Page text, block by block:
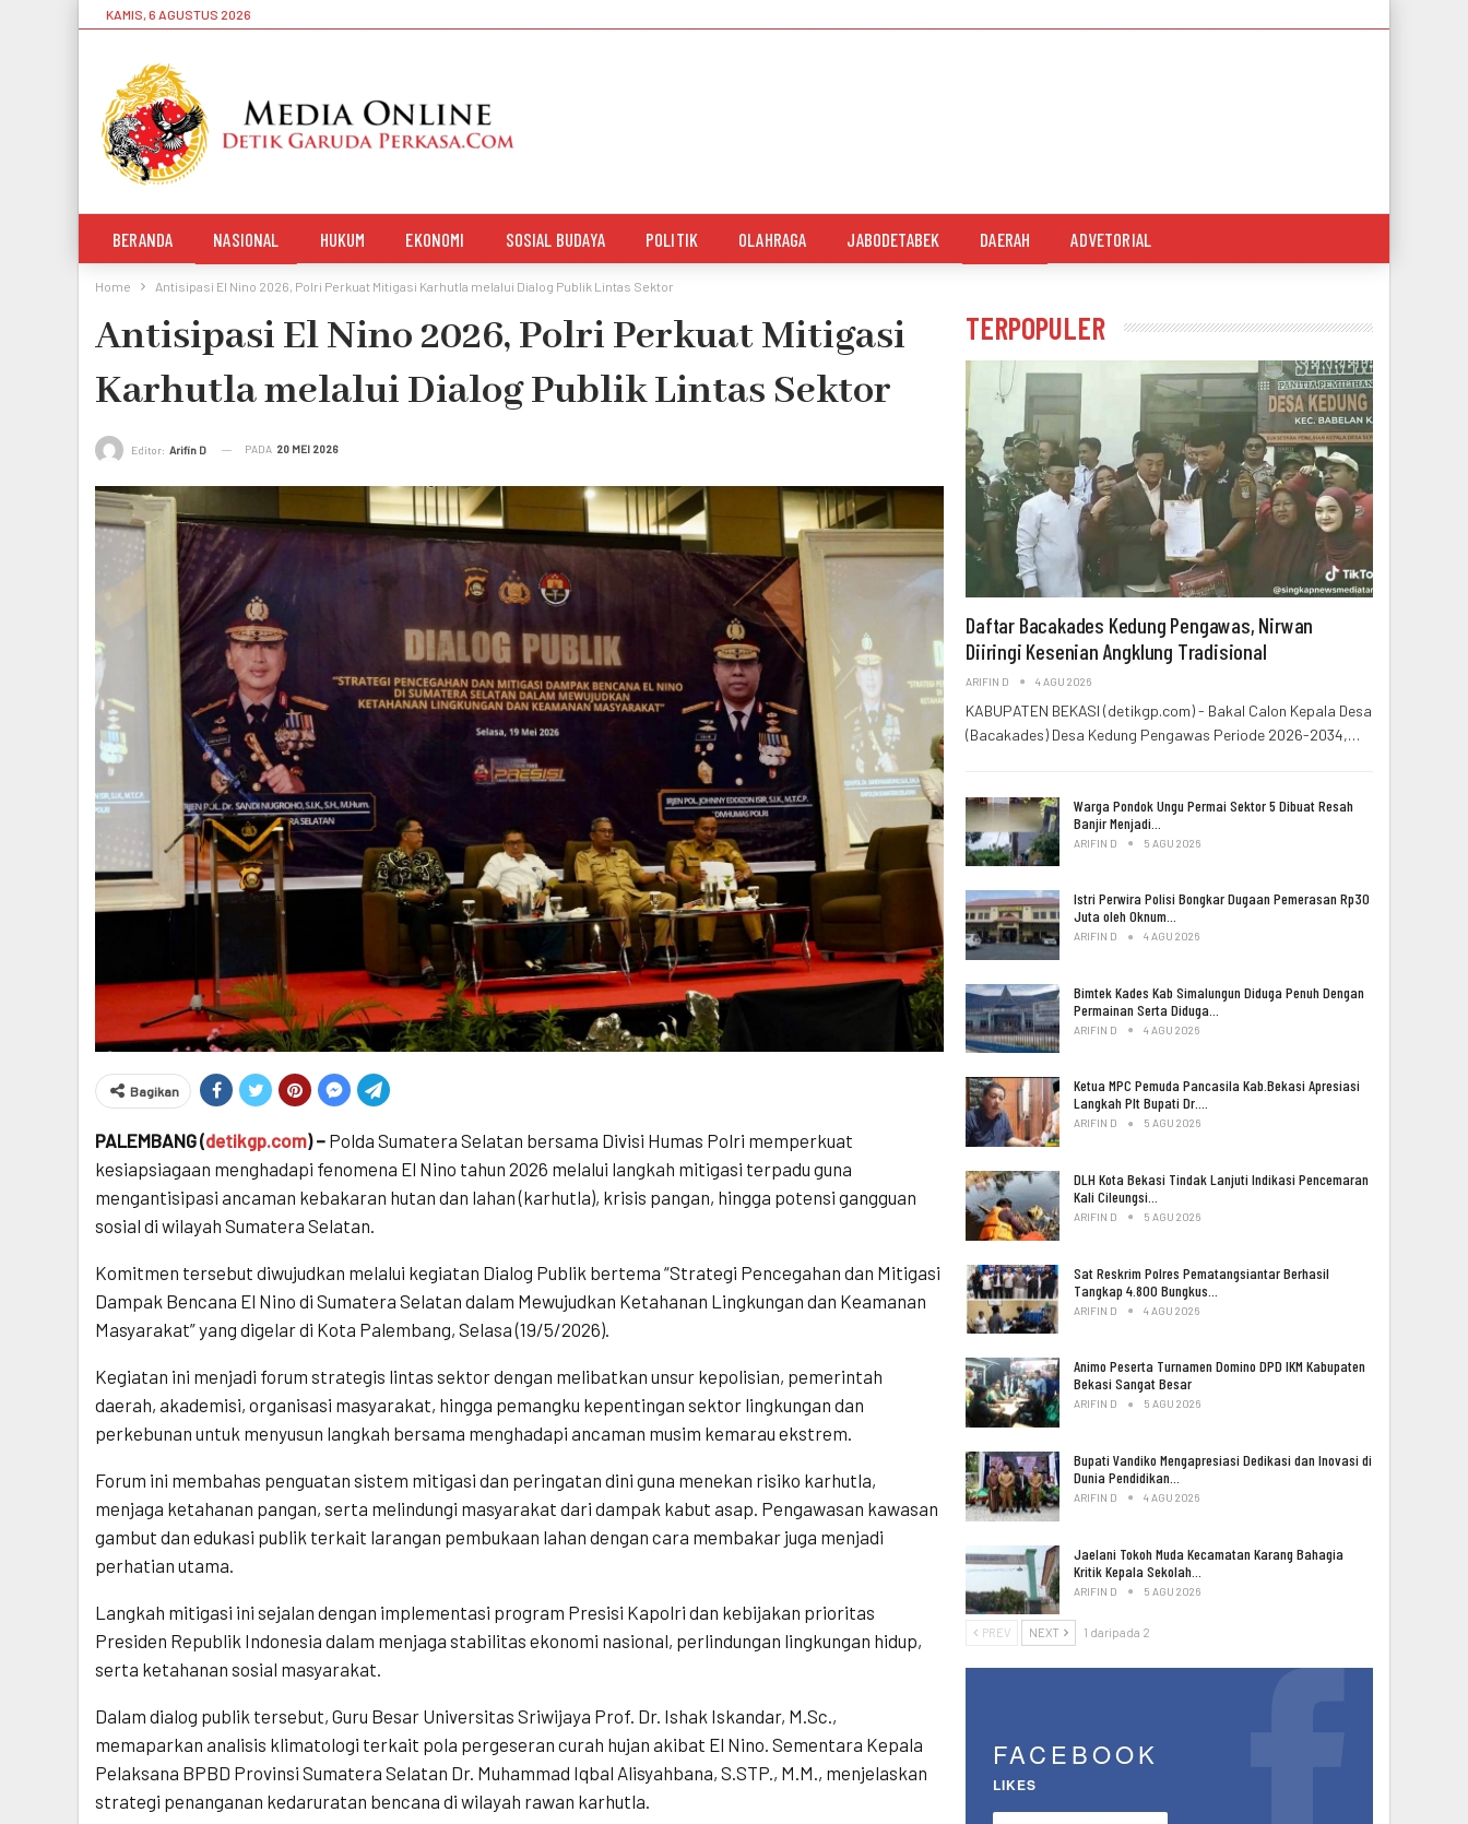
KAMIS, 6 AGUSTUS 2026
BERANDA NASIONAL HUKUM EKONOMI SOSIAL BUDAYA POLITIK OLAHRAGA JABODETABEK DAERAH ADVETORIAL
Home Antisipasi El Nino 2026, Polri Perkuat Mitigasi Karhutla melalui Dialog Publik Lintas Sektor
Antisipasi El Nino 2026, Polri Perkuat Mitigasi
Karhutla melalui Dialog Publik Lintas Sektor
Editor: Arifin D PADA 20 MEI 2026
Bagikan
PALEMBANG (detikgp.com) – Polda Sumatera Selatan bersama Divisi Humas Polri memperkuat
kesiapsiagaan menghadapi fenomena El Nino tahun 2026 melalui langkah mitigasi terpadu guna
mengantisipasi ancaman kebakaran hutan dan lahan (karhutla), krisis pangan, hingga potensi gangguan
sosial di wilayah Sumatera Selatan.
Komitmen tersebut diwujudkan melalui kegiatan Dialog Publik bertema “Strategi Pencegahan dan Mitigasi
Dampak Bencana El Nino di Sumatera Selatan dalam Mewujudkan Ketahanan Lingkungan dan Keamanan
Masyarakat” yang digelar di Kota Palembang, Selasa (19/5/2026).
Kegiatan ini menjadi forum strategis lintas sektor dengan melibatkan unsur kepolisian, pemerintah
daerah, akademisi, organisasi masyarakat, hingga pemangku kepentingan sektor lingkungan dan
perkebunan untuk menyusun langkah bersama menghadapi ancaman musim kemarau ekstrem.
Forum ini membahas penguatan sistem mitigasi dan peringatan dini guna menekan risiko karhutla,
menjaga ketahanan pangan, serta melindungi masyarakat dari dampak kabut asap. Pengawasan kawasan
gambut dan edukasi publik terkait larangan pembukaan lahan dengan cara membakar juga menjadi
perhatian utama.
Langkah mitigasi ini sejalan dengan implementasi program Presisi Kapolri dan kebijakan prioritas
Presiden Republik Indonesia dalam menjaga stabilitas ekonomi nasional, perlindungan lingkungan hidup,
serta ketahanan sosial masyarakat.
Dalam dialog publik tersebut, Guru Besar Universitas Sriwijaya Prof. Dr. Ishak Iskandar, M.Sc.,
memaparkan analisis klimatologi terkait pola pergeseran curah hujan akibat El Nino. Sementara Kepala
Pelaksana BPBD Provinsi Sumatera Selatan Dr. Muhammad Iqbal Alisyahbana, S.STP., M.M., menjelaskan
strategi penanganan kedaruratan bencana di wilayah rawan karhutla.
TERPOPULER
Daftar Bacakades Kedung Pengawas, Nirwan
Diiringi Kesenian Angklung Tradisional
ARIFIN D 4 AGU 2026
KABUPATEN BEKASI (detikgp.com) - Bakal Calon Kepala Desa
(Bacakades) Desa Kedung Pengawas Periode 2026-2034,…
Warga Pondok Ungu Permai Sektor 5 Dibuat Resah
Banjir Menjadi…
ARIFIN D 5 AGU 2026
Istri Perwira Polisi Bongkar Dugaan Pemerasan Rp30
Juta oleh Oknum…
ARIFIN D 4 AGU 2026
Bimtek Kades Kab Simalungun Diduga Penuh Dengan
Permainan Serta Diduga…
ARIFIN D 4 AGU 2026
Ketua MPC Pemuda Pancasila Kab.Bekasi Apresiasi
Langkah Plt Bupati Dr.…
ARIFIN D 5 AGU 2026
DLH Kota Bekasi Tindak Lanjuti Indikasi Pencemaran
Kali Cileungsi…
ARIFIN D 5 AGU 2026
Sat Reskrim Polres Pematangsiantar Berhasil
Tangkap 4.800 Bungkus…
ARIFIN D 4 AGU 2026
Animo Peserta Turnamen Domino DPD IKM Kabupaten
Bekasi Sangat Besar
ARIFIN D 5 AGU 2026
Bupati Vandiko Mengapresiasi Dedikasi dan Inovasi di
Dunia Pendidikan…
ARIFIN D 4 AGU 2026
Jaelani Tokoh Muda Kecamatan Karang Bahagia
Kritik Kepala Sekolah…
ARIFIN D 5 AGU 2026
PREV NEXT 1 daripada 2
FACEBOOK
LIKES